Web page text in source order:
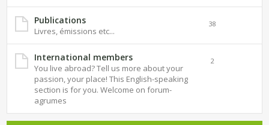
Publications
Livres, émissions etc...
38
International members
You live abroad? Tell us more about your
passion, your place! This English-speaking
section is for you. Welcome on forum-
agrumes
2